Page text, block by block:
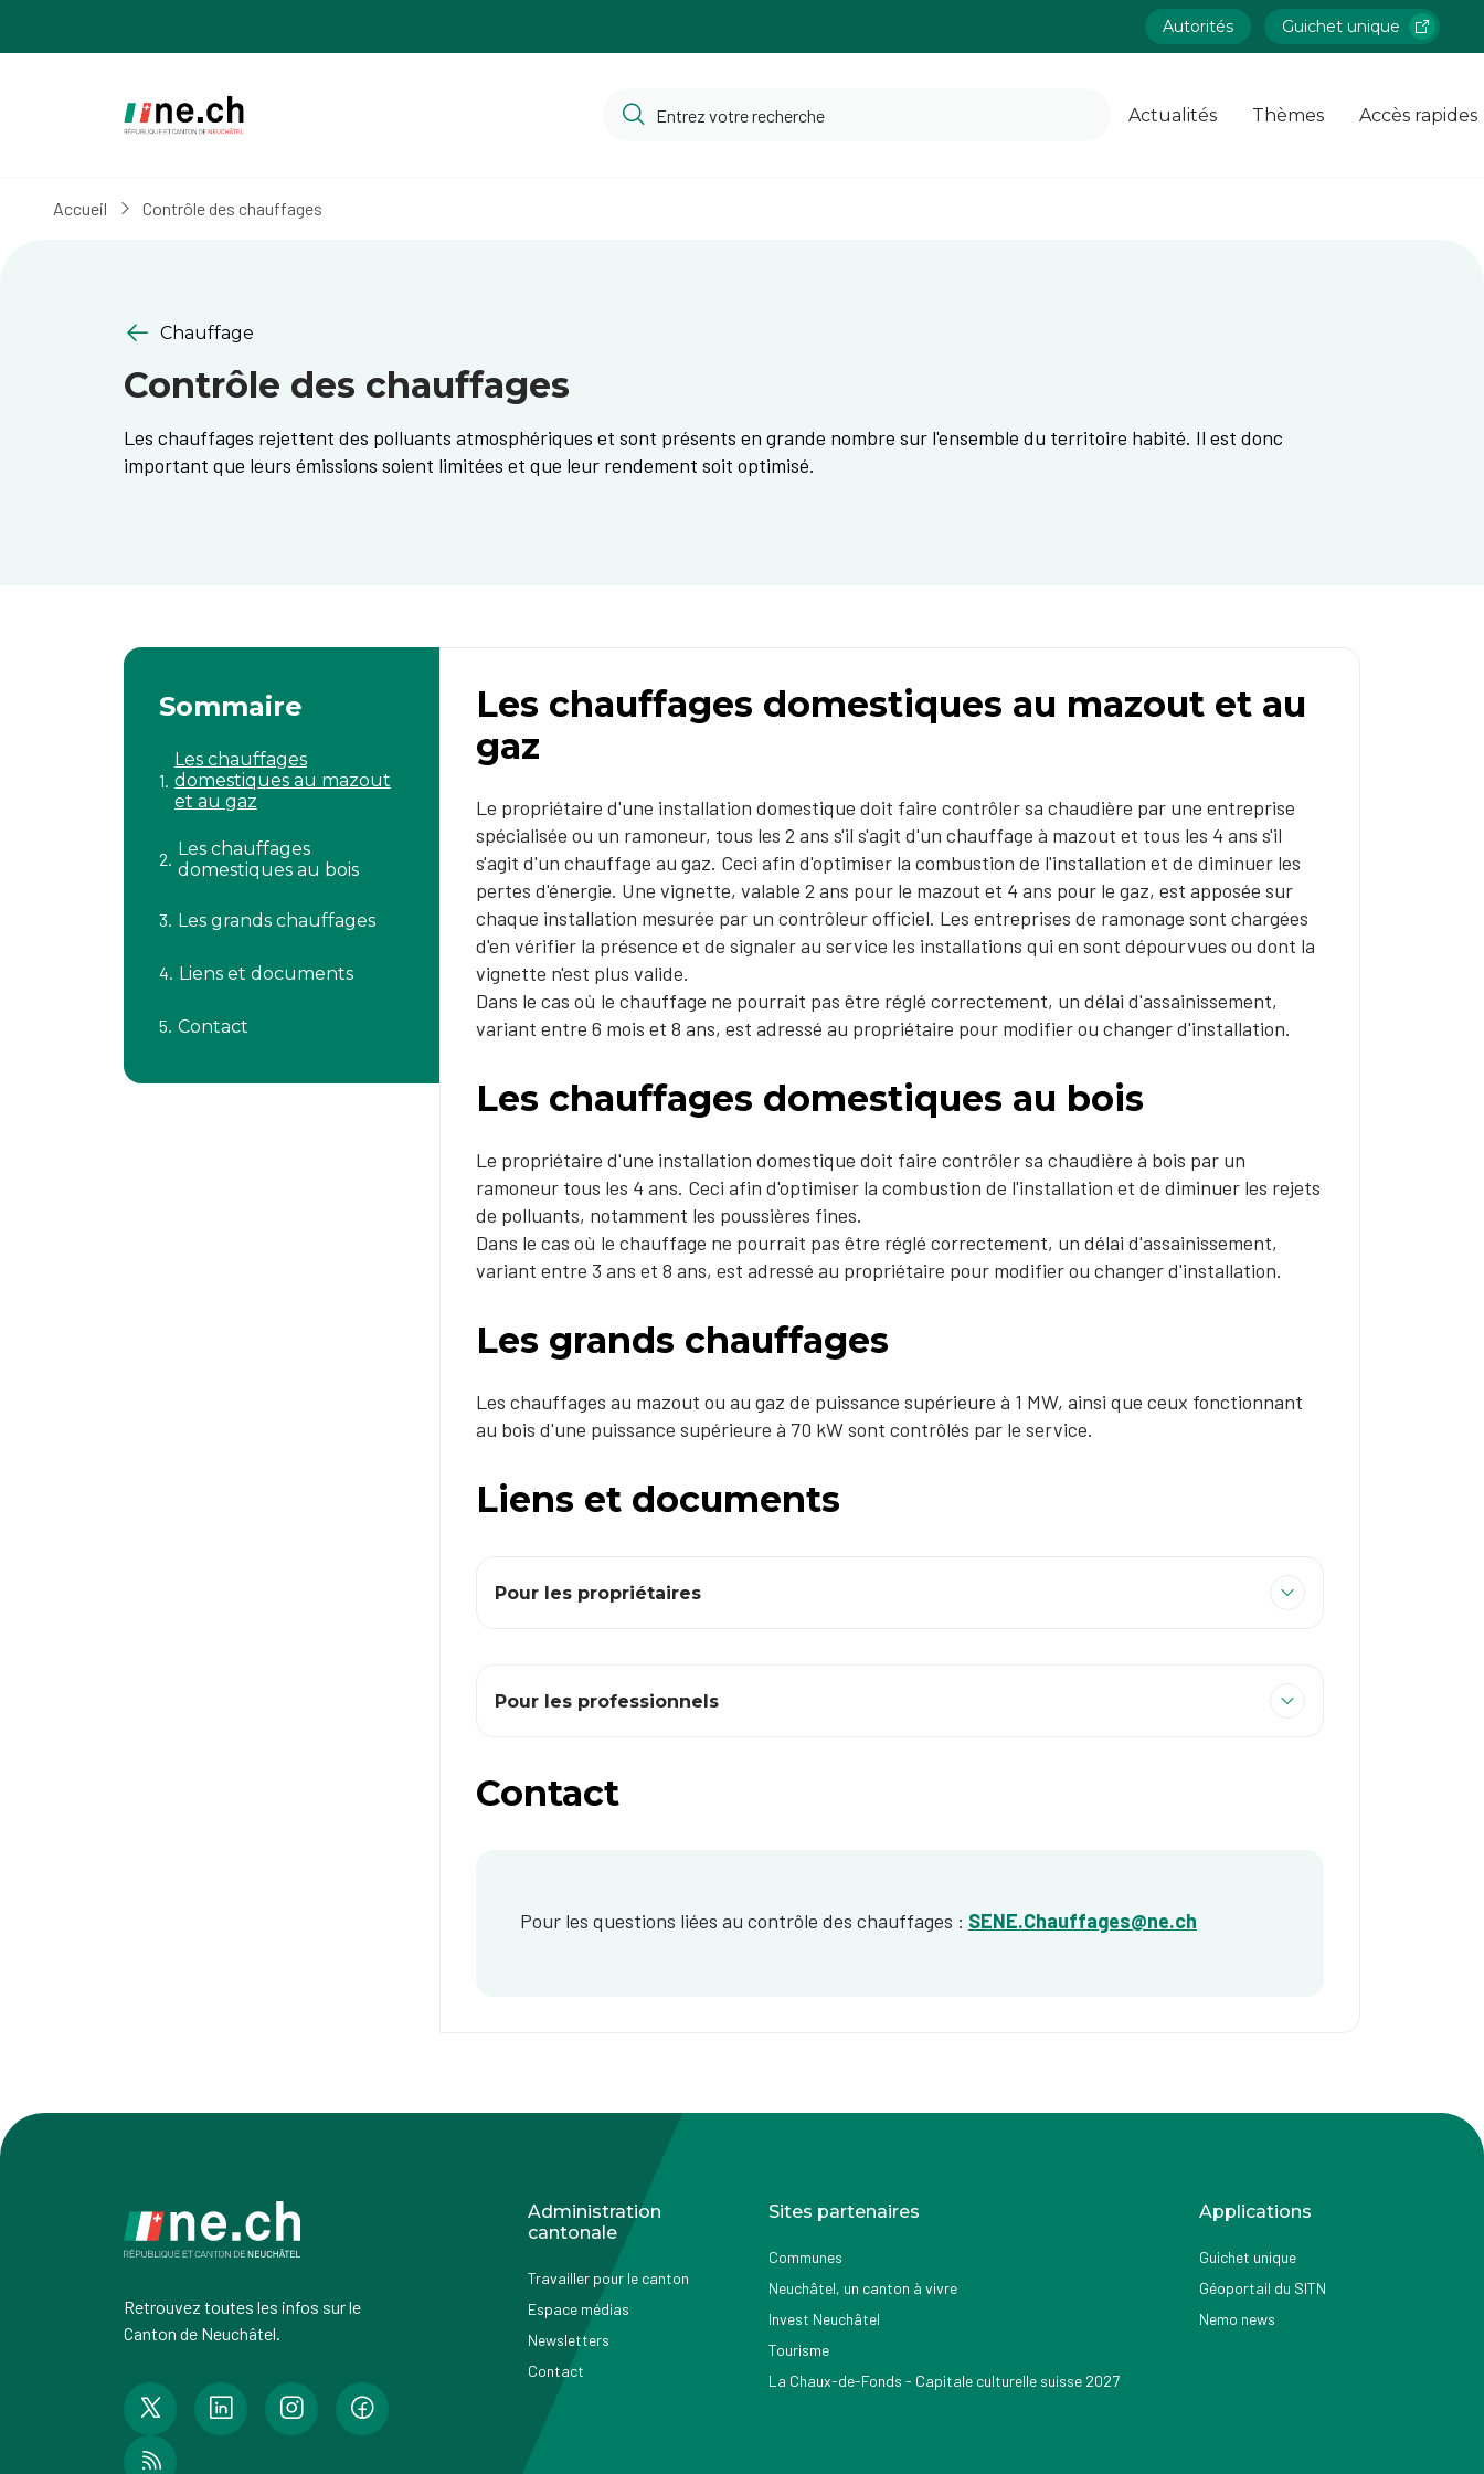
Autorités Guichet unique
Actualités Thèmes Accès rapides
Accueil Contrôle des chauffages
Chauffage
Contrôle des chauffages
Les chauffages rejettent des polluants atmosphériques et sont présents en grande nombre sur l'ensemble du territoire habité. Il est donc
important que leurs émissions soient limitées et que leur rendement soit optimisé.
Sommaire
Les chauffages
domestiques au mazout
et au gaz
Les chauffages
domestiques au bois
Les grands chauffages
Liens et documents
Contact
Les chauffages domestiques au mazout et au
gaz
Le propriétaire d'une installation domestique doit faire contrôler sa chaudière par une entreprise
spécialisée ou un ramoneur, tous les 2 ans s'il s'agit d'un chauffage à mazout et tous les 4 ans s'il
s'agit d'un chauffage au gaz. Ceci afin d'optimiser la combustion de l'installation et de diminuer les
pertes d'énergie. Une vignette, valable 2 ans pour le mazout et 4 ans pour le gaz, est apposée sur
chaque installation mesurée par un contrôleur officiel. Les entreprises de ramonage sont chargées
d'en vérifier la présence et de signaler au service les installations qui en sont dépourvues ou dont la
vignette n'est plus valide.
Dans le cas où le chauffage ne pourrait pas être réglé correctement, un délai d'assainissement,
variant entre 6 mois et 8 ans, est adressé au propriétaire pour modifier ou changer d'installation.
Les chauffages domestiques au bois
Le propriétaire d'une installation domestique doit faire contrôler sa chaudière à bois par un
ramoneur tous les 4 ans. Ceci afin d'optimiser la combustion de l'installation et de diminuer les rejets
de polluants, notamment les poussières fines.
Dans le cas où le chauffage ne pourrait pas être réglé correctement, un délai d'assainissement,
variant entre 3 ans et 8 ans, est adressé au propriétaire pour modifier ou changer d'installation.
Les grands chauffages
Les chauffages au mazout ou au gaz de puissance supérieure à 1 MW, ainsi que ceux fonctionnant
au bois d'une puissance supérieure à 70 kW sont contrôlés par le service.
Liens et documents
Pour les propriétaires
Pour les professionnels
Contact
Pour les questions liées au contrôle des chauffages : SENE.Chauffages@ne.ch
Retrouvez toutes les infos sur le
Canton de Neuchâtel.
Administration
cantonale
Travailler pour le canton
Espace médias
Newsletters
Contact
Sites partenaires
Communes
Neuchâtel, un canton à vivre
Invest Neuchâtel
Tourisme
La Chaux-de-Fonds - Capitale culturelle suisse 2027
Applications
Guichet unique
Géoportail du SITN
Nemo news